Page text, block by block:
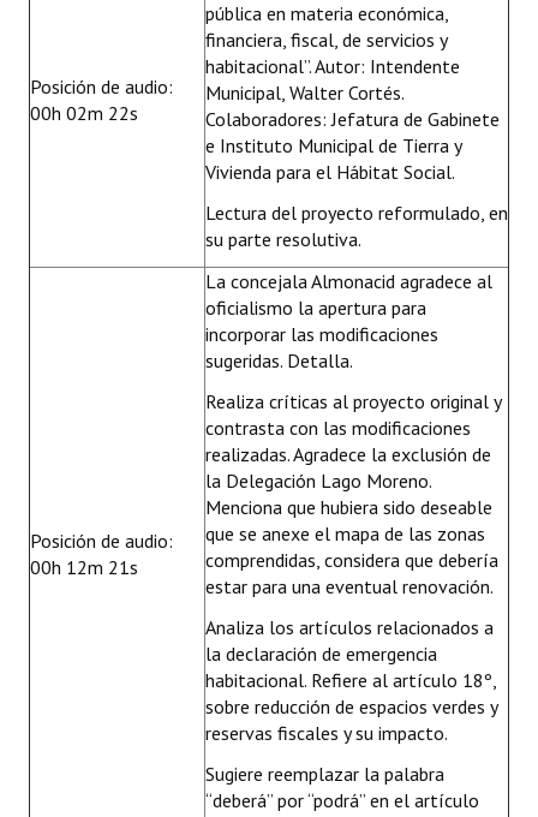
Posición de audio:
00h 02m 22s
pública en materia económica,
financiera, fiscal, de servicios y
habitacional”. Autor: Intendente
Municipal, Walter Cortés.
Colaboradores: Jefatura de Gabinete
e Instituto Municipal de Tierra y
Vivienda para el Hábitat Social.
Lectura del proyecto reformulado, en
su parte resolutiva.
Posición de audio:
00h 12m 21s
La concejala Almonacid agradece al
oficialismo la apertura para
incorporar las modificaciones
sugeridas. Detalla.
Realiza críticas al proyecto original y
contrasta con las modificaciones
realizadas. Agradece la exclusión de
la Delegación Lago Moreno.
Menciona que hubiera sido deseable
que se anexe el mapa de las zonas
comprendidas, considera que debería
estar para una eventual renovación.
Analiza los artículos relacionados a
la declaración de emergencia
habitacional. Refiere al artículo 18º,
sobre reducción de espacios verdes y
reservas fiscales y su impacto.
Sugiere reemplazar la palabra
“deberá” por “podrá” en el artículo